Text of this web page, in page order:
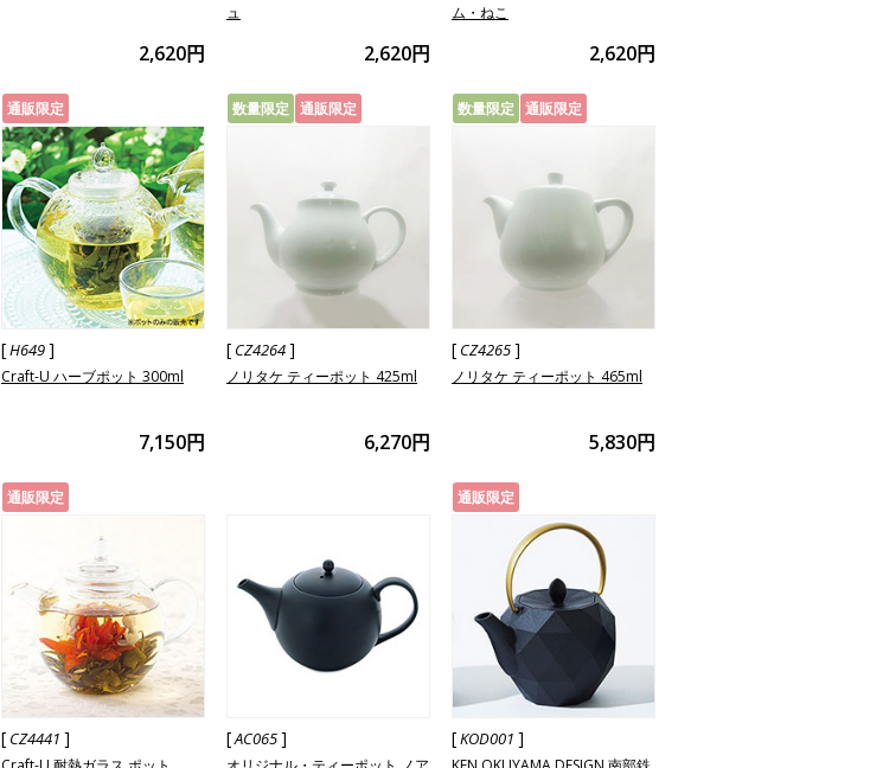
2,620円
ュ
2,620円
ム・ねこ
2,620円
通販限定
[H649]
Craft-U ハーブポット 300ml
7,150円
数量限定 通販限定
[ CZ4264]
ノリタケ ティーポット 425ml
6,270円
数量限定 通販限定
[ CZ4265]
ノリタケ ティーポット 465ml
5,830円
通販限定
[ CZ4441 ] [AC065]
通販限定
[KOD001 ]